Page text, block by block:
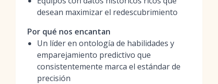
desean maximizar el redescubrimiento
Por qué nos encantan
Un líder en ontología de habilidades y
emparejamiento predictivo que
consistentemente marca el estándar de
precisión